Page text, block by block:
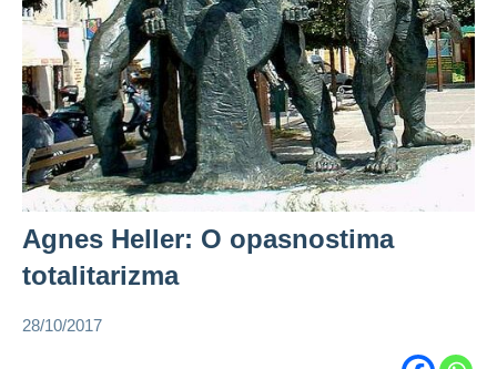
Agnes Heller: O opasnostima
totalitarizma
28/10/2017